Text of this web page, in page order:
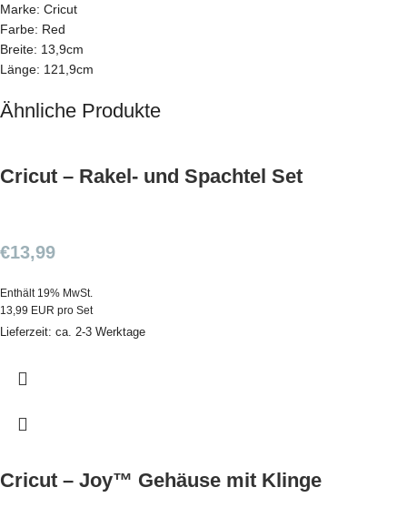
Marke: Cricut
Farbe: Red
Breite: 13,9cm
Länge: 121,9cm
Ähnliche Produkte
Cricut – Rakel- und Spachtel Set
€13,99
Enthält 19% MwSt.
13,99 EUR pro Set
Lieferzeit: ca. 2-3 Werktage
Cricut – Joy™ Gehäuse mit Klinge